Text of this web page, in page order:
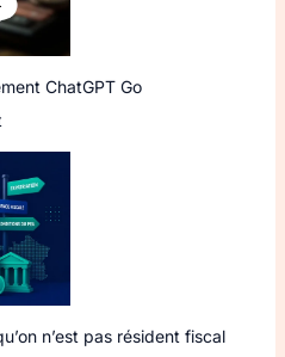
ChatGPT Go
n’est pas résident fiscal